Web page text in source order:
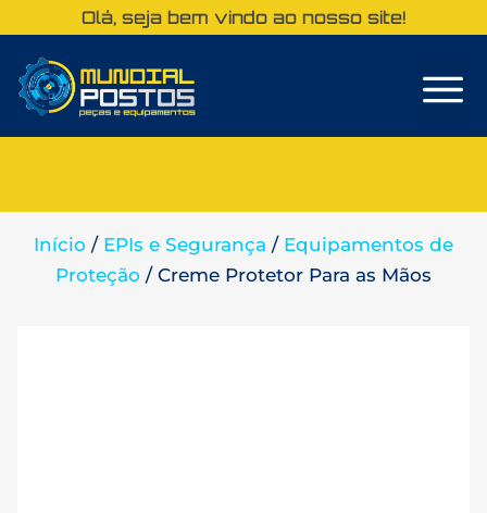
Olá, seja bem vindo ao nosso site!
Início / EPIs e Segurança / Equipamentos de
Proteção / Creme Protetor Para as Mãos